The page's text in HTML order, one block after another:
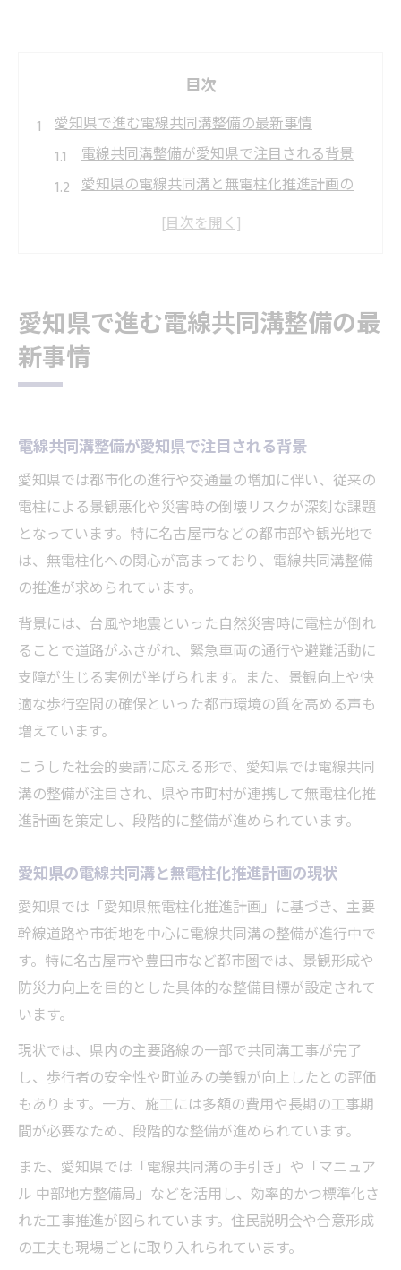
目次
愛知県で進む電線共同溝整備の最新事情
電線共同溝整備が愛知県で注目される背景
愛知県の電線共同溝と無電柱化推進計画の
組み
電線共同溝整備の進捗と共同溝工事の実際
無電柱化推進に不可欠な電線共同溝工法とは
く解説
無電柱化に電線共同溝工法がなぜ必要なの
かを探る
愛知県で導入される最新の電線共同溝工法
事例
電線共同溝工法選定のポイントと留意点
共同溝工事の現場で活かされる電線共同溝
工法の工夫
地域景観向上を叶える電線共同溝の魅力
電線共同溝が地域景観に与える良い変化と
は
無電柱化で実現する快適な街並みと電線共
同溝
愛知県で注目される電線共同溝の景観形成
電線共同溝整備で安全な歩行環境を実現す
る方法
電線共同溝が地域の魅力向上に貢献する理
由
電線共同溝整備のポイントを愛知県の事例で解
説
愛知県の電線共同溝整備事例に学ぶ成功要
因
電線共同溝整備の流れと進め方のコツ
共同溝工事で重要となる電線共同溝整備の
基礎知識
地元に根差す電線共同溝整備の工夫と課題
解決策
愛知県の手引きを活用した電線共同溝整備
愛知県で進む電線共同溝整備の最
新事情
電線共同溝整備が愛知県で注目される背景
愛知県では都市化の進行や交通量の増加に伴い、従来の
電柱による景観悪化や災害時の倒壊リスクが深刻な課題
となっています。特に名古屋市などの都市部や観光地で
は、無電柱化への関心が高まっており、電線共同溝整備
の推進が求められています。
背景には、台風や地震といった自然災害時に電柱が倒れ
ることで道路がふさがれ、緊急車両の通行や避難活動に
支障が生じる実例が挙げられます。また、景観向上や快
適な歩行空間の確保といった都市環境の質を高める声も
増えています。
こうした社会的要請に応える形で、愛知県では電線共同
溝の整備が注目され、県や市町村が連携して無電柱化推
進計画を策定し、段階的に整備が進められています。
愛知県の電線共同溝と無電柱化推進計画の現状
愛知県では「愛知県無電柱化推進計画」に基づき、主要
幹線道路や市街地を中心に電線共同溝の整備が進行中で
す。特に名古屋市や豊田市など都市圏では、景観形成や
防災力向上を目的とした具体的な整備目標が設定されて
います。
現状では、県内の主要路線の一部で共同溝工事が完了
し、歩行者の安全性や町並みの美観が向上したとの評価
もあります。一方、施工には多額の費用や長期の工事期
間が必要なため、段階的な整備が進められています。
また、愛知県では「電線共同溝の手引き」や「マニュア
ル 中部地方整備局」などを活用し、効率的かつ標準化さ
れた工事推進が図られています。住民説明会や合意形成
の工夫も現場ごとに取り入れられています。